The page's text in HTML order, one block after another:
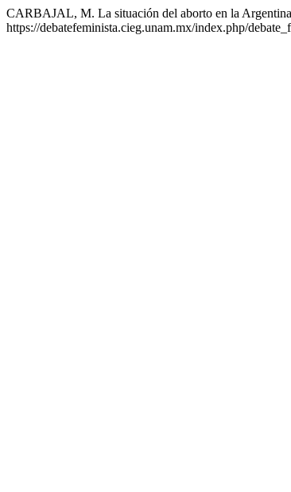
CARBAJAL, M. La situación del aborto en la
https://debatefeminista.cieg.unam.mx/index.php/